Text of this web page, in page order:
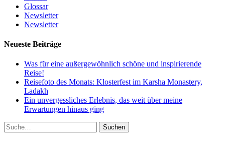
Glossar
Newsletter
Newsletter
Neueste Beiträge
Was für eine außergewöhnlich schöne und inspirierende
Reise!
Reisefoto des Monats: Klosterfest im Karsha Monastery,
Ladakh
Ein unvergessliches Erlebnis, das weit über meine
Erwartungen hinaus ging
Suche
nach: